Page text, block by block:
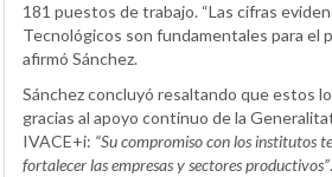
181 puestos de trabajo. “Las cifras
Tecnológicos son fundamentales para el
afirmó Sánchez.
Sánchez concluyó resaltando que estos
gracias al apoyo continuo de la
IVACE+i: “Su compromiso con los institutos
fortalecer las empresas y sectores productivos”.